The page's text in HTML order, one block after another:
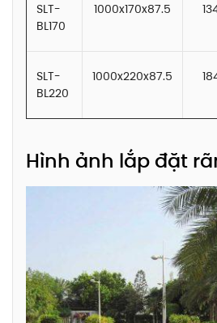
SLT-
BL170
1000x170x87.5
SLT-
BL220
1000x220x87.5
Hình ảnh lắp đặt